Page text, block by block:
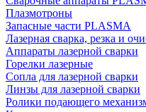
Плазмотроны
Запасные части PLASMA
Лазерная сварка, резка и
Аппараты лазерной сварки
Горелки лазерные
Сопла для лазерной сварки
Линзы для лазерной сварки
Ролики подающего